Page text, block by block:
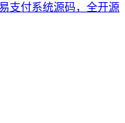
支付系统源码，全开源